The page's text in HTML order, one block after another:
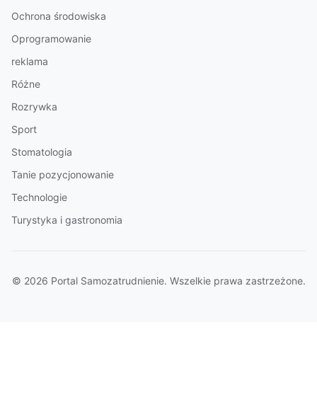
Ochrona środowiska
Oprogramowanie
reklama
Różne
Rozrywka
Sport
Stomatologia
Tanie pozycjonowanie
Technologie
Turystyka i gastronomia
© 2026 Portal Samozatrudnienie. Wszelkie prawa zastrzeżone.